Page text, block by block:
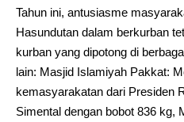
Tahun ini, antusiasme
Hasundutan dalam berkurban
kurban yang dipotong di
lain: Masjid Islamiyah Pakkat:
kemasyarakatan dari Presiden
Simental dengan bobot 836 kg,